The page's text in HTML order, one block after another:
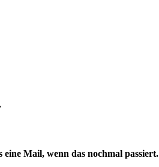
Mail, wenn das nochmal passiert.